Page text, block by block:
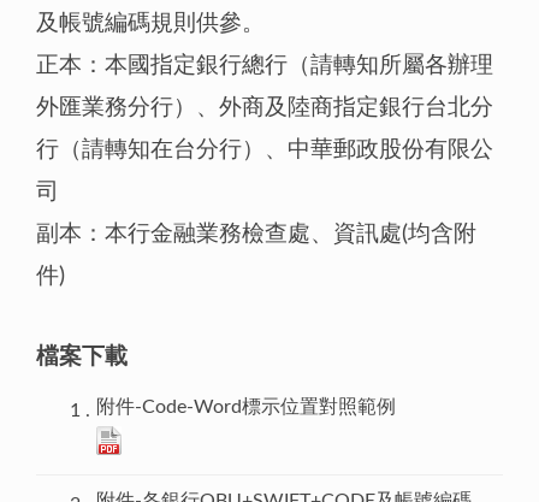
及帳號編碼規則供參。
正本：本國指定銀行總行（請轉知所屬各辦理
外匯業務分行）、外商及陸商指定銀行台北分
行（請轉知在台分行）、中華郵政股份有限公
司
副本：本行金融業務檢查處、資訊處(均含附
件)
檔案下載
附件-Code-Word標示位置對照範例